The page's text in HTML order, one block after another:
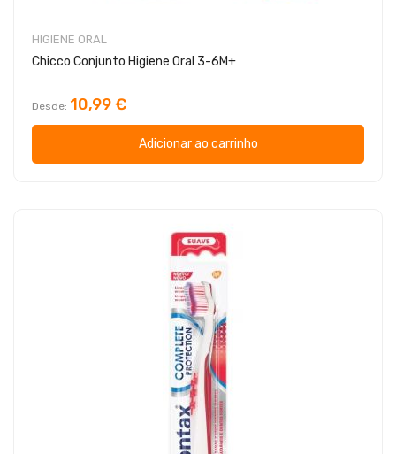
HIGIENE ORAL
Chicco Conjunto Higiene Oral 3-6M+
Desde 10,99 €
Adicionar ao carrinho